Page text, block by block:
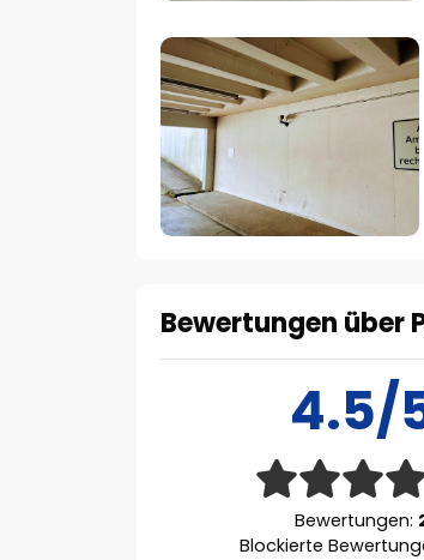
Bewertungen über
4.5/
Bewertungen:
Blockierte